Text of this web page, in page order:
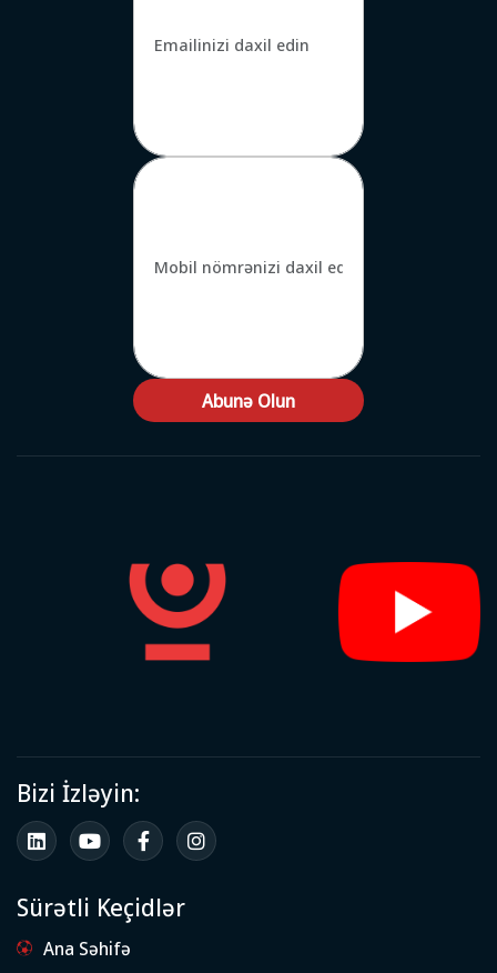
Abunə Olun
Bizi İzləyin:
Sürətli Keçidlər
Ana Səhifə